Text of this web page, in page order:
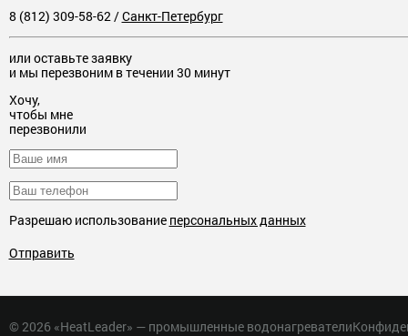
8 (812) 309-58-62 /Санкт-Петербург
или оставьте заявку
и мы перезвоним в течении 30 минут
Хочу,
чтобы мне
перезвонили
Разрешаю использование персональных данных
Отправить
© 2026 «HeatLeader» — промышленные водонагреватели